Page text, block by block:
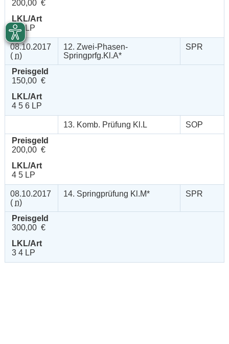
200,00 €
LKL/Art
4 5 LP
08.10.2017
( n)
12. Zwei-Phasen-
Springprfg.Kl.A*
SPR
Preisgeld
150,00 €
LKL/Art
4 5 6 LP
13. Komb. Prüfung Kl.L
SOP
Preisgeld
200,00 €
LKL/Art
4 5 LP
08.10.2017
( n)
14. Springprüfung Kl.M* SPR
Preisgeld
300,00 €
LKL/Art
3 4 LP